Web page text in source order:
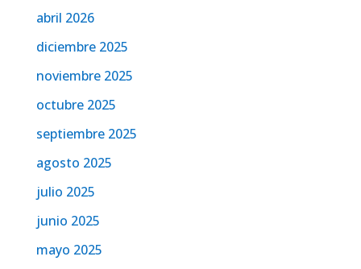
abril 2026
diciembre 2025
noviembre 2025
octubre 2025
septiembre 2025
agosto 2025
julio 2025
junio 2025
mayo 2025